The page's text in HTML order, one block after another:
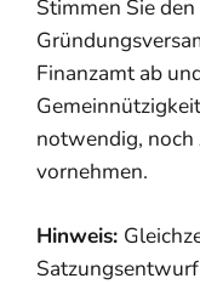
Stimmen Sie
Finanzamt ab
notwendig, noch
vornehmen.
Hinweis: